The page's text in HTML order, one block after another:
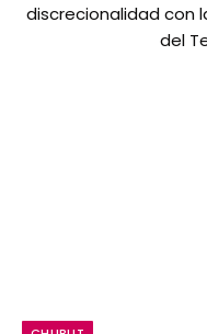
discrecionalidad con
del